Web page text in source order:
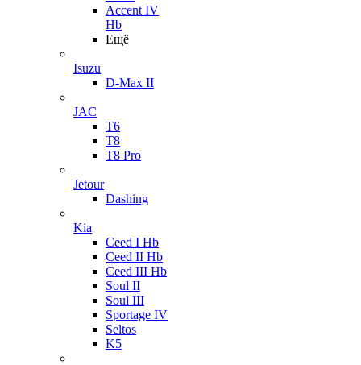
Accent IV
Hb
Ещё
Isuzu
D-Max II
JAC
T6
T8
T8 Pro
Jetour
Dashing
Kia
Ceed I Hb
Ceed II Hb
Ceed III Hb
Soul II
Soul III
Sportage IV
Seltos
K5